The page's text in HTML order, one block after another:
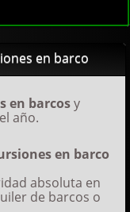
en barco
en barcosy
año.
en barco
absoluta en
de barcos o